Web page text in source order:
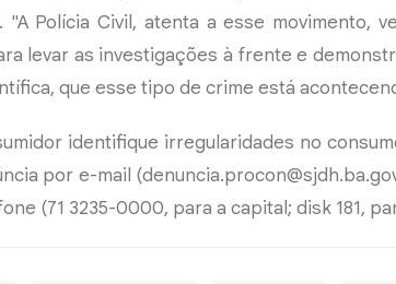
"A Polícia Civil, atenta a esse movimento,
levar as investigações à frente e
que esse tipo de crime está
identifique irregularidades no
por e-mail (
(71 3235-0000, para a capital; disk 181,